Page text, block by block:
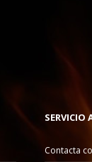
SERVICIO
Contacta